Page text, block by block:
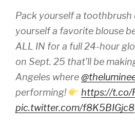
Pack yourself a toothbrush
yourself a favorite blouse
ALL IN for a full 24-hour
on Sept. 25 that’ll be
Angeles where
performing!
https://t.co/
pic.twitter.com/f8K5BIGjc8